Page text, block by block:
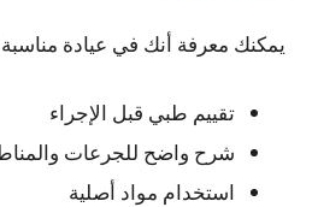
يمكنك معرفة أنك في عيادة
تقييم طبي قبل الإجراء
شرح واضح للجرعات
استخدام مواد أصلية